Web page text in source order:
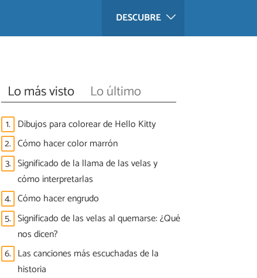
DESCUBRE
Lo más visto Lo último
1. Dibujos para colorear de Hello Kitty
2. Cómo hacer color marrón
3. Significado de la llama de las velas y
cómo interpretarlas
4. Cómo hacer engrudo
5. Significado de las velas al quemarse: ¿Qué
nos dicen?
6. Las canciones más escuchadas de la
historia